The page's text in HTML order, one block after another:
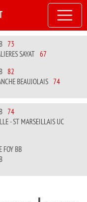
73
SAYAT 67
82
BEAUJOLAIS 74
74
- ST MARSEILLAIS UC
FOY BB